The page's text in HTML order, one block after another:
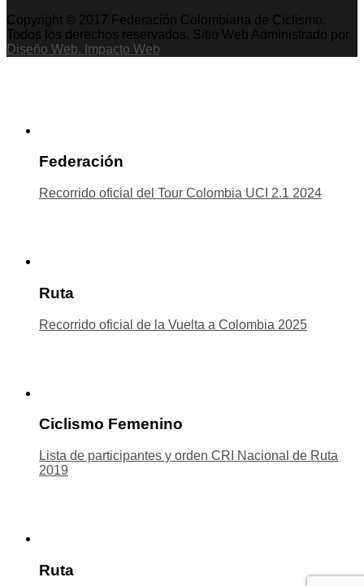
Copyright © 2017 Federación Colombiana de Ciclismo.
Todos los derechos reservados. Sitio Web Administrado por
Diseño Web. Impacto Web
Federación
Recorrido oficial del Tour Colombia UCI 2.1 2024
Ruta
Recorrido oficial de la Vuelta a Colombia 2025
Ciclismo Femenino
Lista de participantes y orden CRI Nacional de Ruta
2019
Ruta